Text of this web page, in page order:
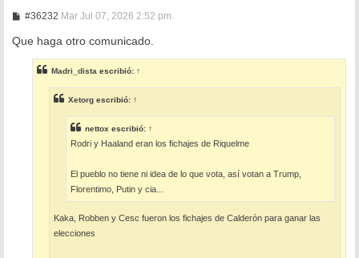
#36232M
n
a
j
Mar Jul 07, 2026 2:52 pm
Que haga otro comunicado.
Madri_dista escribió: ↑
Xetorg escribió: ↑
nettox escribió: ↑
Rodri y Haaland eran los fichajes de Riquelme
El pueblo no tiene ni idea de lo que vota, así votan a Trump,
Florentimo, Putin y cia...
Kaka, Robben y Cesc fueron los fichajes de Calderón para ganar las
elecciones